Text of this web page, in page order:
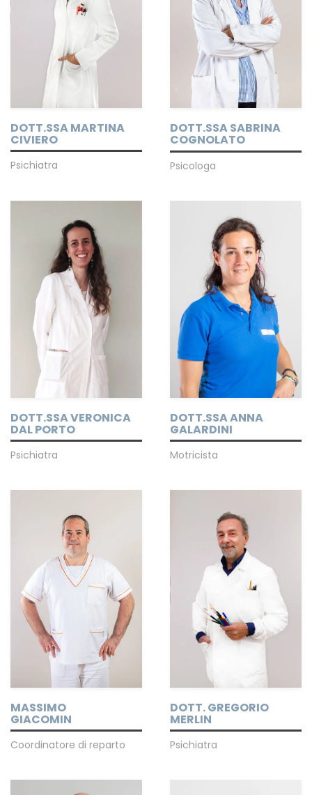
DOTT.SSA MARTINA
CIVIERO
Psichiatra
DOTT.SSA SABRINA
COGNOLATO
Psicologa
DOTT.SSA VERONICA
DAL PORTO
Psichiatra
DOTT.SSA ANNA
GALARDINI
Motricista
MASSIMO
GIACOMIN
Coordinatore di reparto
DOTT. GREGORIO
MERLIN
Psichiatra